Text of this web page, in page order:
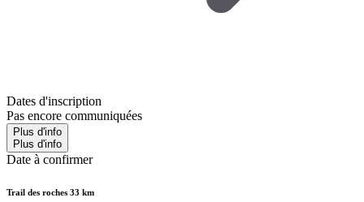
Dates d'inscription
Pas encore communiquées
Plus d'info
Plus d'info
Date à confirmer
Trail des roches 33 km